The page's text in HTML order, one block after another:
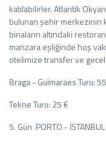
katılabilirler. Atlantik
bulunan şehir merkezinin
binaların altındaki
manzara eşliğinde hoş
otelimize transfer ve
Braga - Guimaraes Turu:
Tekne Turu: 25 €
5. Gün PORTO - İSTANBUL